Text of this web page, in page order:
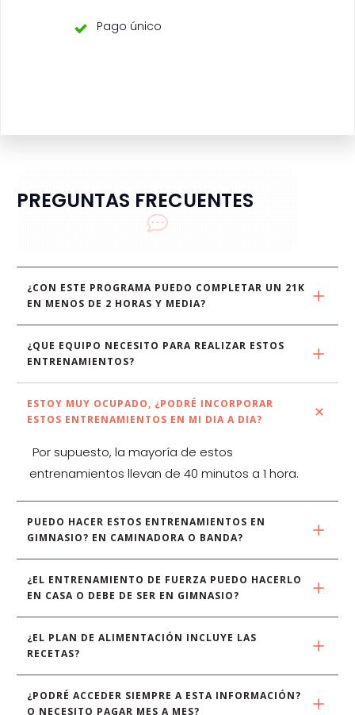
Pago único
PREGUNTAS FRECUENTES
¿CON ESTE PROGRAMA PUEDO COMPLETAR UN 21K
EN MENOS DE 2 HORAS Y MEDIA?
¿QUE EQUIPO NECESITO PARA REALIZAR ESTOS
ENTRENAMIENTOS?
ESTOY MUY OCUPADO, ¿PODRÉ INCORPORAR
ESTOS ENTRENAMIENTOS EN MI DIA A DIA?
Por supuesto, la mayoría de estos
entrenamientos llevan de 40 minutos a 1 hora.
PUEDO HACER ESTOS ENTRENAMIENTOS EN
GIMNASIO? EN CAMINADORA O BANDA?
¿EL ENTRENAMIENTO DE FUERZA PUEDO HACERLO
EN CASA O DEBE DE SER EN GIMNASIO?
¿EL PLAN DE ALIMENTACIÓN INCLUYE LAS
RECETAS?
¿PODRÉ ACCEDER SIEMPRE A ESTA INFORMACIÓN?
O NECESITO PAGAR MES A MES?